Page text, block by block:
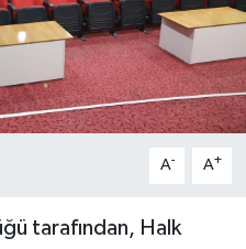
A- A+
tarafından, Halk